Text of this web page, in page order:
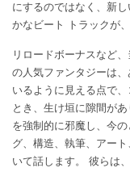
にするのではなく、新
かなビート トラックが
リロードボーナスなど
の人気ファンタジーは
いるように見える点で
とき、生け垣に隙間が
を強制的に邪魔し、今
グ、構造、執筆、アー
いて話します。 彼らは